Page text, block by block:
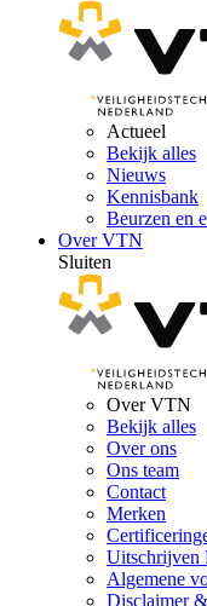
Actueel
Bekijk alles
Nieuws
Kennisbank
Beurzen en
Over VTN
Sluiten
Over VTN
Bekijk alles
Over ons
Ons team
Contact
Merken
Uitschrijven
Algemene
Disclaimer